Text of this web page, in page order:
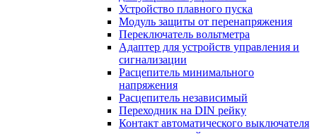
Устройство плавного пуска
Модуль защиты от перенапряжения
Переключатель вольтметра
Адаптер для устройств управления и
сигнализации
Расцепитель минимального
напряжения
Расцепитель независимый
Переходник на DIN рейку
Контакт автоматического выключателя